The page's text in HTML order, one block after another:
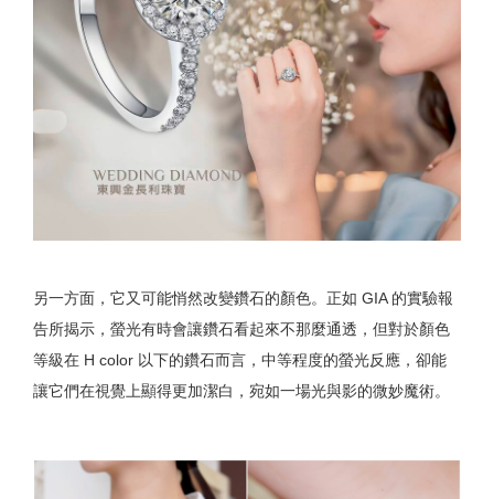
另一方面，它又可能悄然改變鑽石的顏色。正如 GIA 的實驗報
告所揭示，螢光有時會讓鑽石看起來不那麼通透，但對於顏色
等級在 H color 以下的鑽石而言，中等程度的螢光反應，卻能
讓它們在視覺上顯得更加潔白，宛如一場光與影的微妙魔術。